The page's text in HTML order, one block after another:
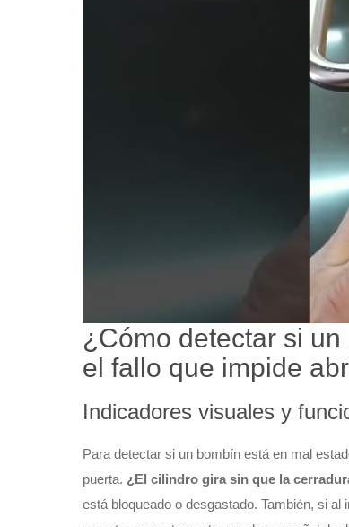
¿Cómo detectar si
el fallo que impide
Indicadores visuales y
Para detectar si un bombín está en mal
puerta. ¿El cilindro gira sin que la
está bloqueado o desgastado. También, si